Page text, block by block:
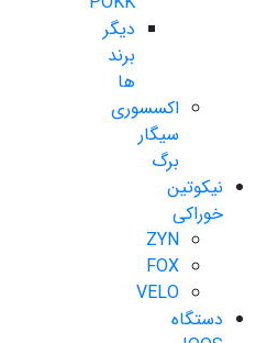
دیگر
برند
ها
اکسسوری
سیگار
برگ
نیکوتین
خوراکی
ZYN
FOX
VELO
دستگاه